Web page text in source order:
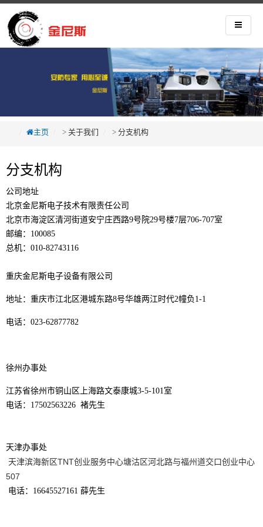
主页 > 关于我们 > 分支机构
分支机构
公司地址
北京金尼斯电子技术有限责任公司
北京市海淀区清河街道安宁庄西路9号院29号楼7层706-707室
邮编：100085
总机：010-82743116
重庆金尼斯电子设备有限公司
地址：重庆市江北区港城东路8号华雄两江时代2幢负1-1
电话：023-62877782
徐州办事处
江苏省徐州市铜山区上海路文泰康城3-5-101室
电话：17502563226 褚先生
天津办事处
天津滨海新区TNT创业服务中心塘沽区河北路与福州道交口创业中心
507
电话：16645527161 薛先生